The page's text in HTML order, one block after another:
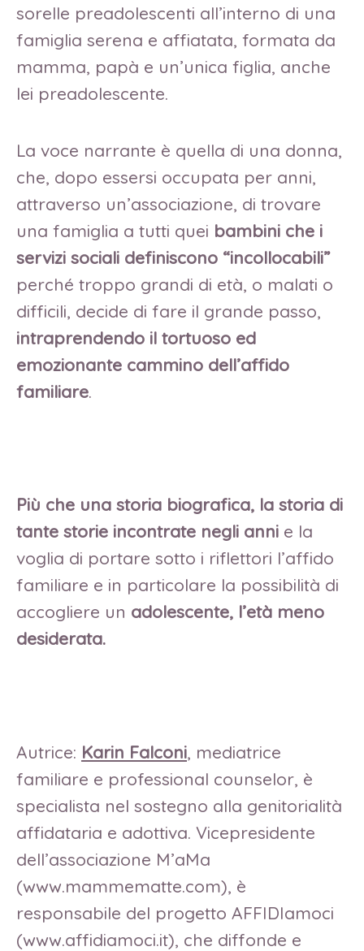
sorelle preadolescenti all’interno di una
famiglia serena e affiatata, formata da
mamma, papà e un’unica figlia, anche
lei preadolescente.
La voce narrante è quella di una donna,
che, dopo essersi occupata per anni,
attraverso un’associazione, di trovare
una famiglia a tutti quei bambini che i
servizi sociali definiscono “incollocabili”
perché troppo grandi di età, o malati o
difficili, decide di fare il grande passo,
intraprendendo il tortuoso ed
emozionante cammino dell’affido
familiare.
Più che una storia biografica, la storia di
tante storie incontrate negli anni e la
voglia di portare sotto i riflettori l’affido
familiare e in particolare la possibilità di
accogliere un adolescente, l’età meno
desiderata.
Autrice: Karin Falconi, mediatrice
familiare e professional counselor, è
specialista nel sostegno alla genitorialità
affidataria e adottiva. Vicepresidente
dell’associazione M’aMa
(www.mammematte.com), è
responsabile del progetto AFFIDIamoci
(www.affidiamoci.it), che diffonde e